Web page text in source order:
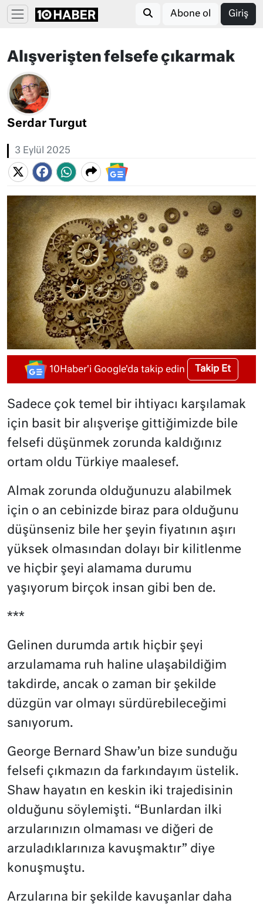
Abone ol Giriş
Alışverişten felsefe çıkarmak
Serdar Turgut
3 Eylül 2025
10Haber'i Google'da takip edin Takip Et
Sadece çok temel bir ihtiyacı karşılamak
için basit bir alışverişe gittiğimizde bile
felsefi düşünmek zorunda kaldığınız
ortam oldu Türkiye maalesef.
Almak zorunda olduğunuzu alabilmek
için o an cebinizde biraz para olduğunu
düşünseniz bile her şeyin fiyatının aşırı
yüksek olmasından dolayı bir kilitlenme
ve hiçbir şeyi alamama durumu
yaşıyorum birçok insan gibi ben de.
***
Gelinen durumda artık hiçbir şeyi
arzulamama ruh haline ulaşabildiğim
takdirde, ancak o zaman bir şekilde
düzgün var olmayı sürdürebileceğimi
sanıyorum.
George Bernard Shaw’un bize sunduğu
felsefi çıkmazın da farkındayım üstelik.
Shaw hayatın en keskin iki trajedisinin
olduğunu söylemişti. “Bunlardan ilki
arzularınızın olmaması ve diğeri de
arzuladıklarınıza kavuşmaktır” diye
konuşmuştu.
Arzularına bir şekilde kavuşanlar daha